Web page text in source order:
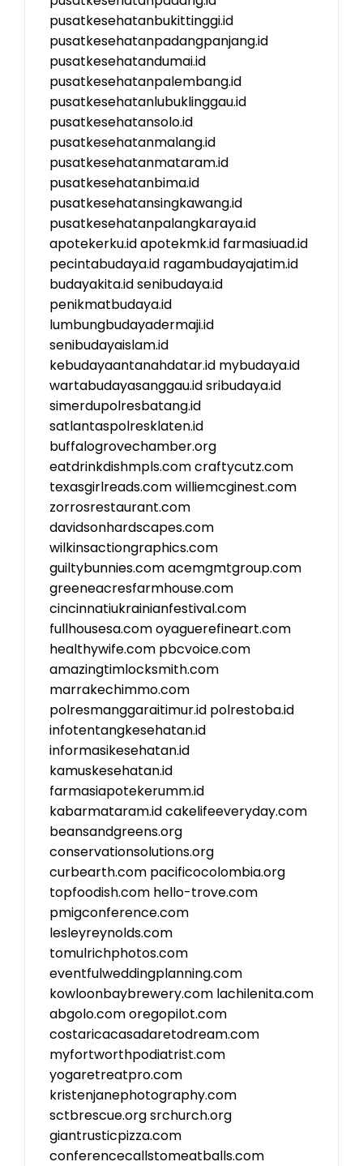
pusatkesehatanbukittinggi.id
pusatkesehatanpadangpanjang.id
pusatkesehatandumai.id
pusatkesehatanpalembang.id
pusatkesehatanlubuklinggau.id
pusatkesehatansolo.id
pusatkesehatanmalang.id
pusatkesehatanmataram.id
pusatkesehatanbima.id
pusatkesehatansingkawang.id
pusatkesehatanpalangkaraya.id
apotekerku.idapotekmk.id farmasiuad.id
pecintabudaya.id ragambudayajatim.id
budayakita.idsenibudaya.id
penikmatbudaya.id
lumbungbudayadermaji.id
senibudayaislam.id
kebudayaantanahdatar.id mybudaya.id
wartabudayasanggau.idsribudaya.id
simerdupolresbatang.id
satlantaspolresklaten.id
buffalogrovechamber.org
eatdrinkdishmpls.comcraftycutz.com
texasgirlreads.comwilliemcginest.com
zorrosrestaurant.com
davidsonhardscapes.com
wilkinsactiongraphics.com
guiltybunnies.comacemgmtgroup.com
greeneacresfarmhouse.com
cincinnatiukrainianfestival.com
fullhousesa.comoyaguerefineart.com
healthywife.com pbcvoice.com
amazingtimlocksmith.com
marrakechimmo.com
polresmanggaraitimur.id polrestoba.id
infotentangkesehatan.id
informasikesehatan.id
kamuskesehatan.id
farmasiapotekerumm.id
kabarmataram.idcakelifeeveryday.com
beansandgreens.org
conservationsolutions.org
curbearth.com pacificocolombia.org
topfoodish.com hello-trove.com
pmigconference.com
lesleyreynolds.com
tomulrichphotos.com
eventfulweddingplanning.com
kowloonbaybrewery.com lachilenita.com
abgolo.comoregopilot.com
costaricacasadaretodream.com
myfortworthpodiatrist.com
yogaretreatpro.com
kristenjanephotography.com
sctbrescue.orgsrchurch.org
giantrusticpizza.com
conferencecallstomeatballs.com